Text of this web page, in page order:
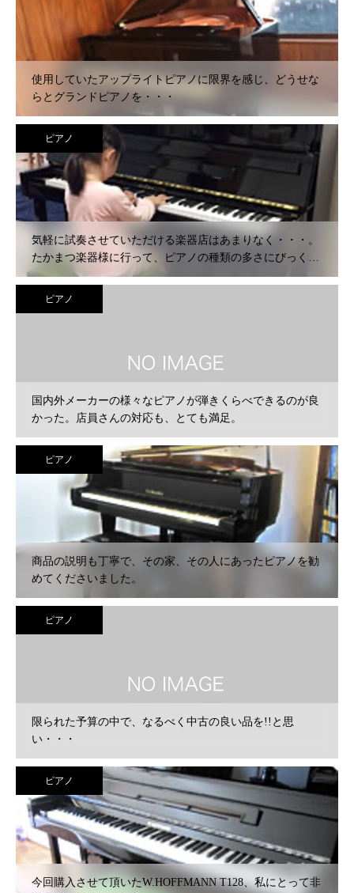
使用していたアップライトピアノに限界を感じ、どうせな
らとグランドピアノを・・・
ピアノ
気軽に試奏させていただける楽器店はあまりなく・・・。
たかまつ楽器様に行って、ピアノの種類の多さにびっく
り！娘も大興奮で、思う存分試奏させていただきました。
ピアノ
国内外メーカーの様々なピアノが弾きくらべできるのが良
かった。店員さんの対応も、とても満足。
ピアノ
商品の説明も丁寧で、その家、その人にあったピアノを勧
めてくださいました。
ピアノ
限られた予算の中で、なるべく中古の良い品を!!と思
い・・・
ピアノ
今回購入させて頂いたW.HOFFMANN T128、私にとって非